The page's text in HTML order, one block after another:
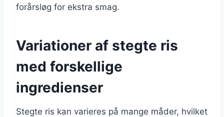
forårsløg for ekstra smag.
Variationer af stegte ris
med forskellige
ingredienser
Stegte ris kan varieres på mange måder, hvilket